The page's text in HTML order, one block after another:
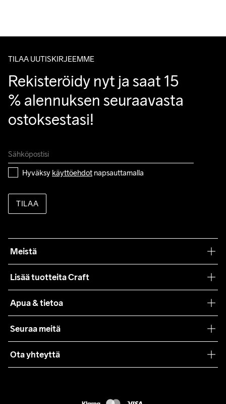
kysymyksiisi.
TILAA UUTISKIRJEEMME
Rekisteröidy nyt ja saat 15
% alennuksen seuraavasta
ostoksestasi!
Hyväksy käyttöehdot napsauttamalla
TILAA
Meistä
Lisää tuotteita Craft
Yhteistyöt
Lehdistö
Apua & tietoa
Käyttöehdot
Asiakaspalvelu
Seuraa meitä
Ota yhteyttä